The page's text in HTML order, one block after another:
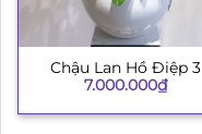
Chậu Lan Hồ Điệp 3
7.000.000₫